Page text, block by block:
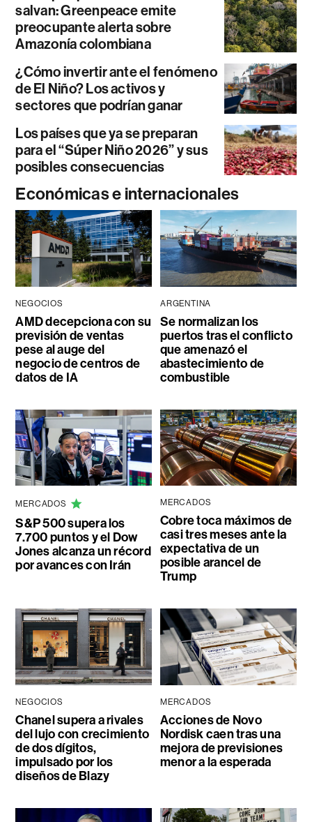
salvan: Greenpeace emite
preocupante alerta sobre
Amazonía colombiana
¿Cómo invertir ante el fenómeno
de El Niño? Los activos y
sectores que podrían ganar
Los países que ya se preparan
para el “Súper Niño 2026” y sus
posibles consecuencias
Económicas e internacionales
NEGOCIOS
AMD decepciona con su
previsión de ventas
pese al auge del
negocio de centros de
datos de IA
ARGENTINA
Se normalizan los
puertos tras el conflicto
que amenazó el
abastecimiento de
combustible
MERCADOS
S&P 500 supera los
7.700 puntos y el Dow
Jones alcanza un récord
por avances con Irán
MERCADOS
Cobre toca máximos de
casi tres meses ante la
expectativa de un
posible arancel de
Trump
NEGOCIOS
Chanel supera a rivales
del lujo con crecimiento
de dos dígitos,
impulsado por los
diseños de Blazy
MERCADOS
Acciones de Novo
Nordisk caen tras una
mejora de previsiones
menor a la esperada